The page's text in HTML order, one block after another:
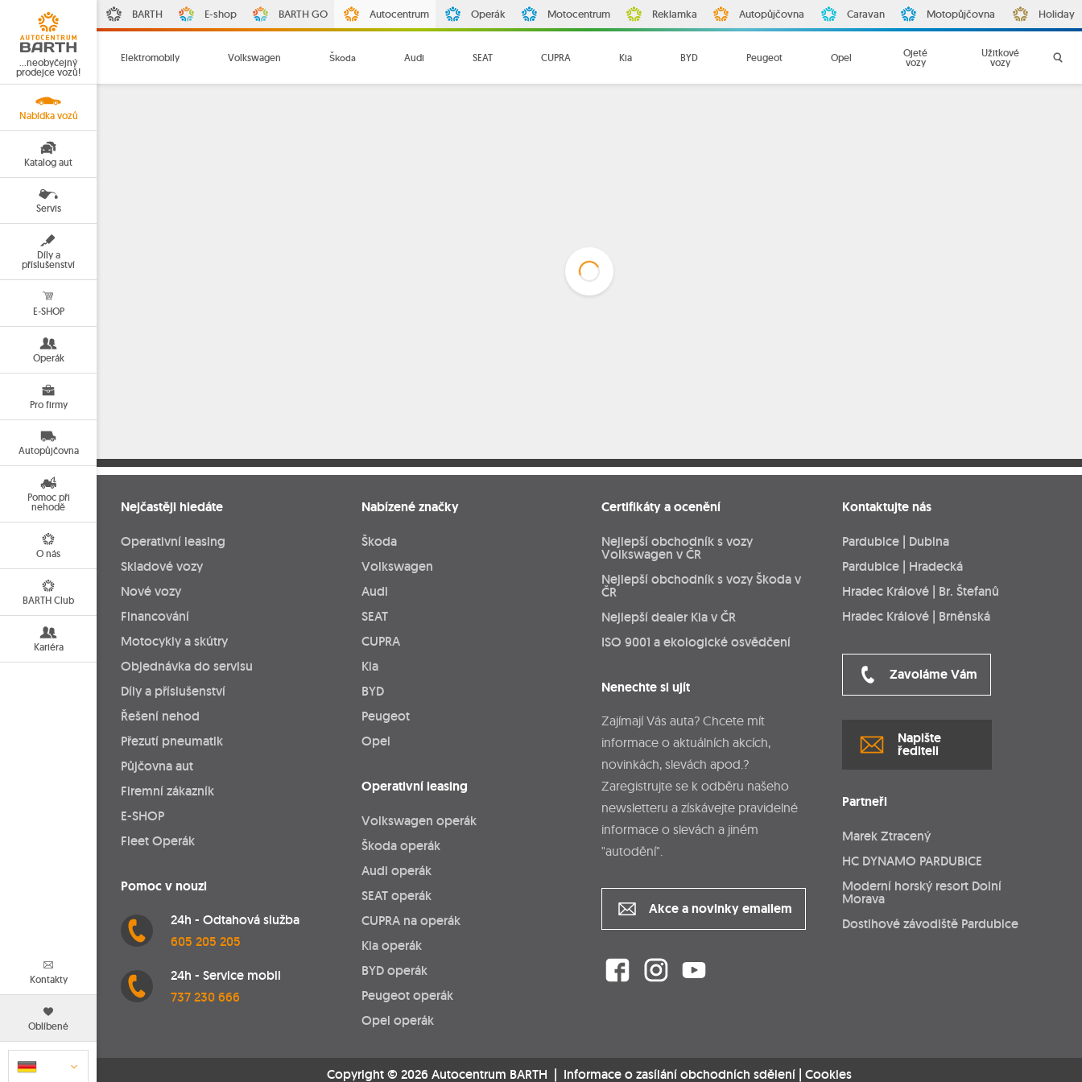
…neobyčejný
prodejce vozů!
Nabídka vozů
Katalog aut
Servis
Díly a
příslušenství
E-SHOP
Operák
Pro firmy
Autopůjčovna
Pomoc při
nehodě
O nás
BARTH Club
Kariéra
Kontakty
Oblíbené
BARTH E-shop BARTH GO Autocentrum Operák Motocentrum Reklamka Autopůjčovna Caravan Motopůjčovna Holiday
Elektromobily Volkswagen Škoda Audi SEAT CUPRA Kia BYD Peugeot Opel
Ojeté
vozy
Užitkové
vozy
Nejčastěji hledáte
Operativní leasing
Skladové vozy
Nové vozy
Financování
Motocykly a skútry
Objednávka do servisu
Díly a příslušenství
Řešení nehod
Přezutí pneumatik
Půjčovna aut
Firemní zákazník
E-SHOP
Fleet Operák
Pomoc v nouzi
24h - Odtahová služba
605 205 205
24h - Service mobil
737 230 666
Nabízené značky
Škoda
Volkswagen
Audi
SEAT
CUPRA
Kia
BYD
Peugeot
Opel
Operativní leasing
Volkswagen operák
Škoda operák
Audi operák
SEAT operák
CUPRA na operák
Kia operák
BYD operák
Peugeot operák
Opel operák
Certifikáty a ocenění
Nejlepší obchodník s vozy
Volkswagen v ČR
Nejlepší obchodník s vozy Škoda v
ČR
Nejlepší dealer Kia v ČR
ISO 9001 a ekologické osvědčení
Nenechte si ujít
Zajímají Vás auta? Chcete mít
informace o aktuálních akcích,
novinkách, slevách apod.?
Zaregistrujte se k odběru našeho
newsletteru a získávejte pravidelné
informace o slevách a jiném
"autodění".
Akce a novinky emailem
Kontaktujte nás
Pardubice | Dubina
Pardubice | Hradecká
Hradec Králové | Br. Štefanů
Hradec Králové | Brněnská
Zavoláme Vám
Napište
řediteli
Partneři
Marek Ztracený
HC DYNAMO PARDUBICE
Moderní horský resort Dolní
Morava
Dostihové závodiště Pardubice
Copyright © 2026 Autocentrum BARTH | Informace o zasílání obchodních sdělení | Cookies